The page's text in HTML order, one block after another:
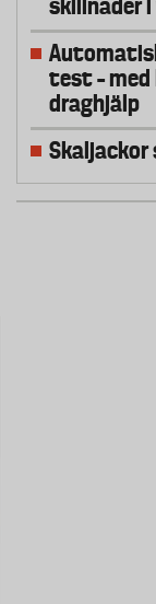
skillnader
test – med
draghjälp
Skaljackor